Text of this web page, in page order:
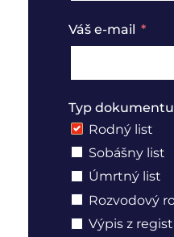
Váš e-mail
Typ dokumentu
Rodný list
Sobášny list
Úmrtný list
Rozvodový
Výpis z